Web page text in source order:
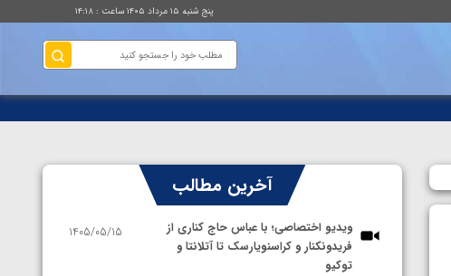
پنج شنبه ۱۵ مرداد ۱۴۰۵ ساعت : ۱۴:۱۸
آخرین مطالب
ویدیو اختصاصی؛ با عباس حاج کناری از
فریدونکنار و کراسنویارسک تا آتلانتا و
توکیو
1405/05/15